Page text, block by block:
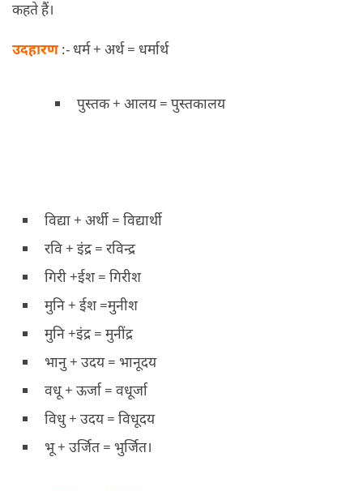
कहते हैं।
उदहारण :- धर्म + अर्थ = धर्मार्थ
पुस्तक + आलय = पुस्तकालय
विद्या + अर्थी = विद्यार्थी
रवि + इंद्र = रविन्द्र
गिरी +ईश = गिरीश
मुनि + ईश =मुनीश
मुनि +इंद्र = मुनींद्र
भानु + उदय = भानूदय
वधू + ऊर्जा = वधूर्जा
विधु + उदय = विधूदय
भू + उर्जित = भुर्जित।